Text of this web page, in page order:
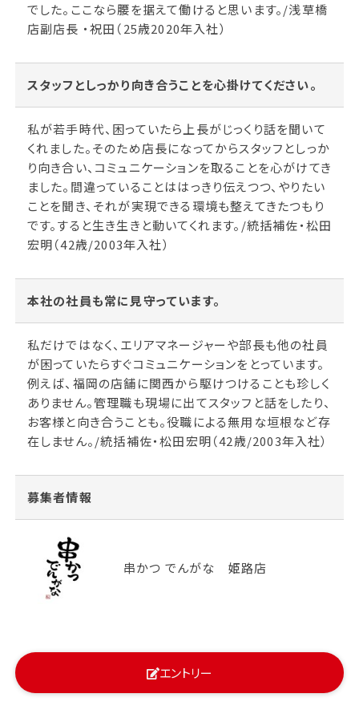
でした。ここなら腰を据えて働けると思います。/浅草橋
店副店長 ・祝田（25歳2020年入社）
スタッフとしっかり向き合うことを心掛けてください。
私が若手時代、困っていたら上長がじっくり話を聞いて
くれました。そのため店長になってからスタッフとしっか
り向き合い、コミュニケーションを取ることを心がけてき
ました。間違っていることははっきり伝えつつ、やりたい
ことを聞き、それが実現できる環境も整えてきたつもり
です。すると生き生きと動いてくれます。/統括補佐・松田
宏明（42歳/2003年入社）
本社の社員も常に見守っています。
私だけではなく、エリアマネージャーや部長も他の社員
が困っていたらすぐコミュニケーションをとっています。
例えば、福岡の店舗に関西から駆けつけることも珍しく
ありません。管理職も現場に出てスタッフと話をしたり、
お客様と向き合うことも。役職による無用な垣根など存
在しません。/統括補佐・松田宏明（42歳/2003年入社）
募集者情報
串かつ でんがな 姫路店
エントリー